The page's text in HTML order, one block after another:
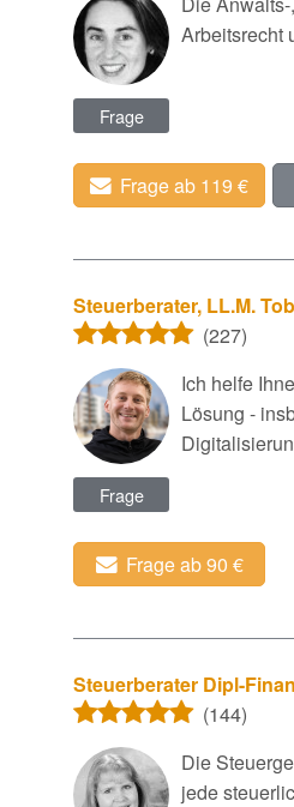
Frage
Frage ab 119 €
Arbeitsrecht
Steuerberater, LL.M.
(227)
Frage
Frage ab 90 €
Ich helfe
Lösung -
Steuerberater Dipl-
(144)
Die
jede